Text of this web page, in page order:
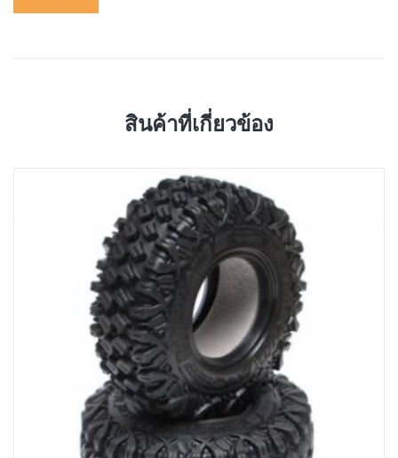
สินค้าที่เกี่ยวข้อง